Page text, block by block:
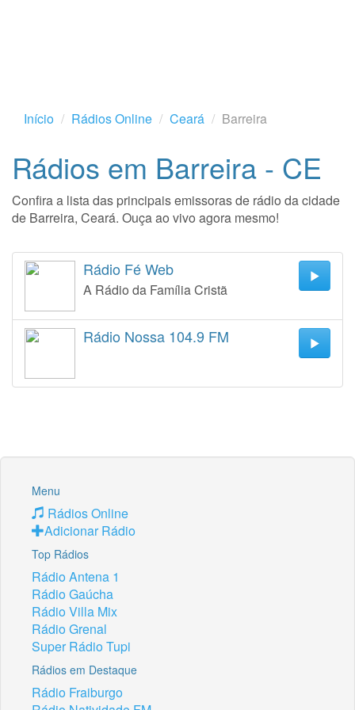
Início Rádios Online Ceará Barreira
Rádios em Barreira - CE
Confira a lista das principais emissoras de rádio da cidade
de Barreira, Ceará. Ouça ao vivo agora mesmo!
Rádio Fé Web
A Rádio da Família Cristã
Rádio Nossa 104.9 FM
Menu
Rádios Online
Adicionar Rádio
Top Rádios
Rádio Antena 1
Rádio Gaúcha
Rádio Villa Mix
Rádio Grenal
Super Rádio Tupi
Rádios em Destaque
Rádio Fraiburgo